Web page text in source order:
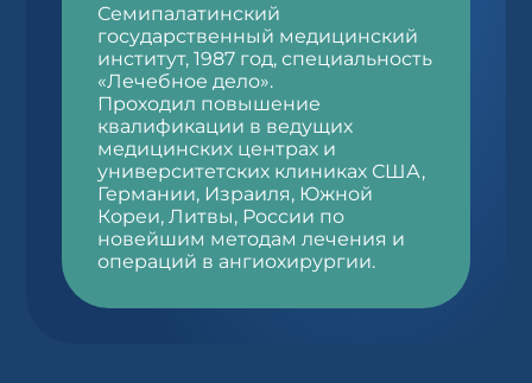
Семипалатинский
государственный медицинский
институт, 1987 год, специальность
«Лечебное дело».
Проходил повышение
квалификации в ведущих
медицинских центрах и
университетских клиниках США,
Германии, Израиля, Южной
Кореи, Литвы, России по
новейшим методам лечения и
операций в ангиохирургии.